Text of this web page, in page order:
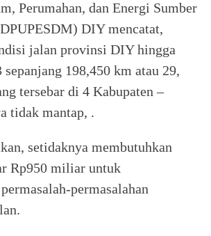
Perumahan, dan Energi Sumber
DIY mencatat,
jalan provinsi DIY hingga
sepanjang 198,450 km atau 29,
tersebar di 4 Kabupaten –
tidak mantap, .
setidaknya membutuhkan
Rp950 miliar untuk
permasalahan